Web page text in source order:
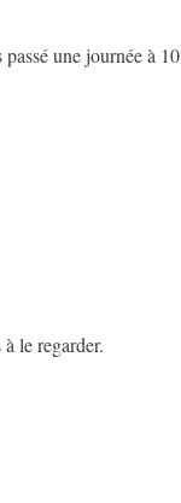
une journée à
le regarder.